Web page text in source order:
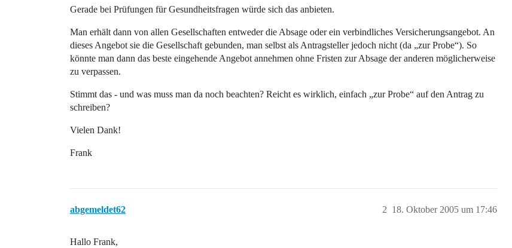
Gerade bei Prüfungen für Gesundheitsfragen würde sich das anbieten.
Man erhält dann von allen Gesellschaften entweder die Absage oder ein verbindliches Versicherungsangebot. An
dieses Angebot sie die Gesellschaft gebunden, man selbst als Antragsteller jedoch nicht (da „zur Probe“). So
könnte man dann das beste eingehende Angebot annehmen ohne Fristen zur Absage der anderen möglicherweise
zu verpassen.
Stimmt das - und was muss man da noch beachten? Reicht es wirklich, einfach „zur Probe“ auf den Antrag zu
schreiben?
Vielen Dank!
Frank
abgemeldet62 18. Oktober 2005 um 17:46
2
Hallo Frank,